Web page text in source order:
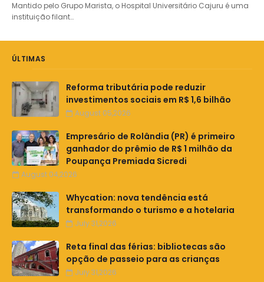
Mantido pelo Grupo Marista, o Hospital Universitário Cajuru é uma
instituição filant…
ÚLTIMAS
Reforma tributária pode reduzir
investimentos sociais em R$ 1,6 bilhão
August 05,2026
Empresário de Rolândia (PR) é primeiro
ganhador do prêmio de R$ 1 milhão da
Poupança Premiada Sicredi
August 04,2026
Whycation: nova tendência está
transformando o turismo e a hotelaria
July 31,2026
Reta final das férias: bibliotecas são
opção de passeio para as crianças
July 31,2026